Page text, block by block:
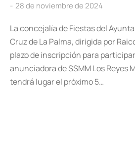
28 de noviembre de 2024
La concejalía de Fiestas del
Cruz de La Palma, dirigida por
plazo de inscripción para
anunciadora de SSMM Los Reyes
tendrá lugar el próximo 5…